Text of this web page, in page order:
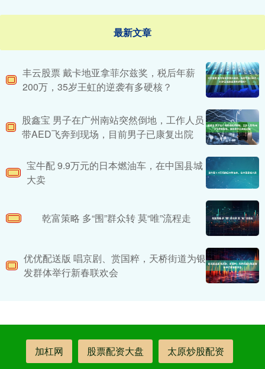
最新文章
丰云股票 戴卡地亚拿菲尔兹奖，税后年薪
200万，35岁王虹的逆袭有多硬核？
股鑫宝 男子在广州南站突然倒地，工作人员
带AED飞奔到现场，目前男子已康复出院
宝牛配 9.9万元的日本燃油车，在中国县城
大卖
乾富策略 多“围”群众转 莫“唯”流程走
优优配送版 唱京剧、赏国粹，天桥街道为银
发群体举行新春联欢会
加杠网 股票配资大盘 太原炒股配资